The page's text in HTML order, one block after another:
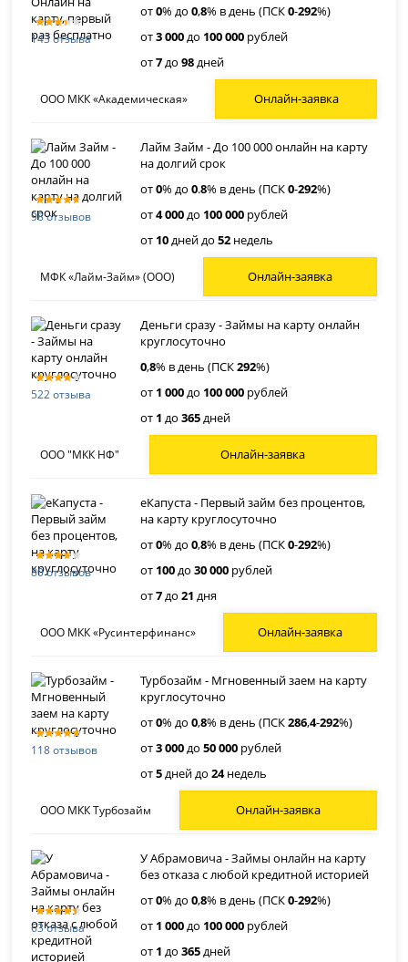
143 отзыва
от0% до0,8% в день (ПСК0-292%)
от3 000до 100 000 рублей
от7до98дней
ООО МКК «Академическая» Онлайн-заявка
98 отзывов
Лайм Займ - До 100 000 онлайн на карту
на долгий срок
от0% до0.8% в день (ПСК0-292%)
от4 000до 100 000 рублей
от 10дней до52 недель
МФК «Лайм-Займ» (ООО) Онлайн-заявка
522 отзыва
Деньги сразу - Займы на карту онлайн
круглосуточно
0,8% в день (ПСК292%)
от 1 000до 100 000 рублей
от 1 до365дней
ООО "МКК НФ" Онлайн-заявка
80 отзывов
еКапуста - Первый займ без процентов,
на карту круглосуточно
от0% до0,8% в день (ПСК0-292%)
от 100до30 000 рублей
от7до21 дня
ООО МКК «Русинтерфинанс» Онлайн-заявка
118 отзывов
Турбозайм - Мгновенный заем на карту
круглосуточно
от0% до0,8% в день (ПСК286,4-292%)
от3 000до50 000 рублей
от5дней до24недель
ООО МКК Турбозайм Онлайн-заявка
63 отзыва
У Абрамовича - Займы онлайн на карту
без отказа с любой кредитной историей
от0% до0,8% в день (ПСК0-292%)
от 1 000до 100 000 рублей
от 1 до365дней